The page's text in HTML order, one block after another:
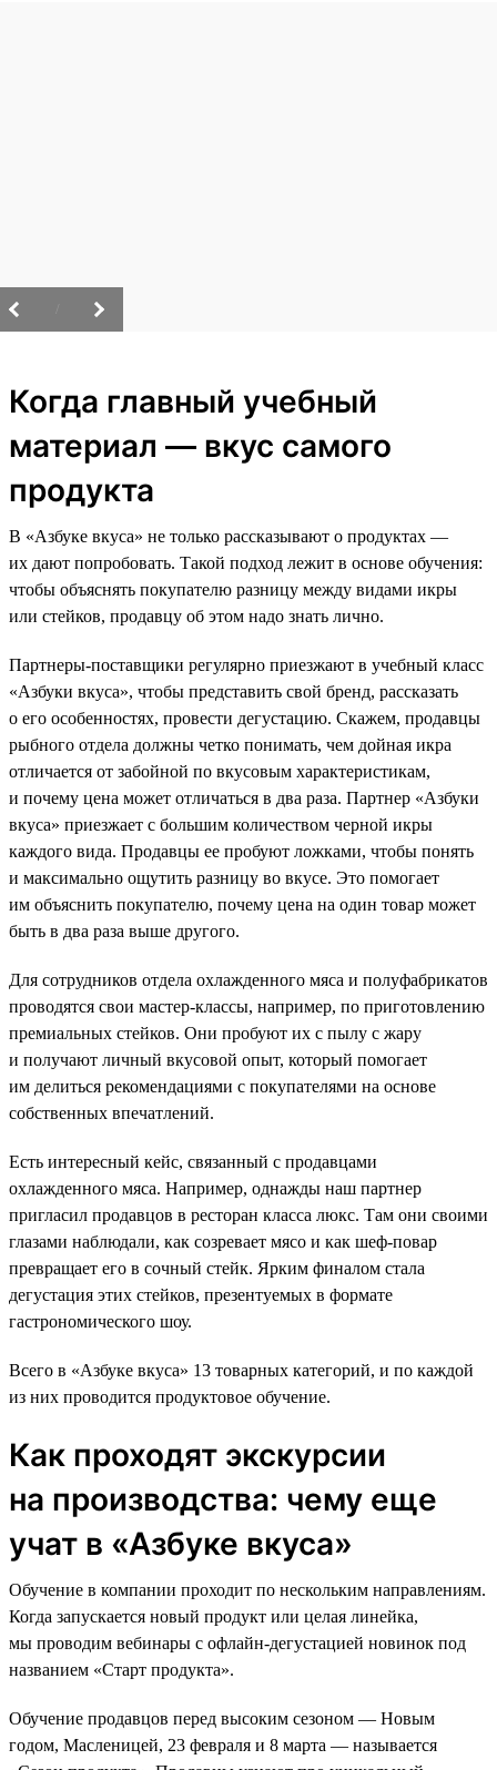
Когда главный учебный
материал — вкус самого
продукта
В «Азбуке вкуса» не только рассказывают о продуктах —
их дают попробовать. Такой подход лежит в основе обучения:
чтобы объяснять покупателю разницу между видами икры
или стейков, продавцу об этом надо знать лично.
Партнеры-поставщики регулярно приезжают в учебный класс
«Азбуки вкуса», чтобы представить свой бренд, рассказать
о его особенностях, провести дегустацию. Скажем, продавцы
рыбного отдела должны четко понимать, чем дойная икра
отличается от забойной по вкусовым характеристикам,
и почему цена может отличаться в два раза. Партнер «Азбуки
вкуса» приезжает с большим количеством черной икры
каждого вида. Продавцы ее пробуют ложками, чтобы понять
и максимально ощутить разницу во вкусе. Это помогает
им объяснить покупателю, почему цена на один товар может
быть в два раза выше другого.
Для сотрудников отдела охлажденного мяса и полуфабрикатов
проводятся свои мастер-классы, например, по приготовлению
премиальных стейков. Они пробуют их с пылу с жару
и получают личный вкусовой опыт, который помогает
им делиться рекомендациями с покупателями на основе
собственных впечатлений.
Есть интересный кейс, связанный с продавцами
охлажденного мяса. Например, однажды наш партнер
пригласил продавцов в ресторан класса люкс. Там они своими
глазами наблюдали, как созревает мясо и как шеф-повар
превращает его в сочный стейк. Ярким финалом стала
дегустация этих стейков, презентуемых в формате
гастрономического шоу.
Всего в «Азбуке вкуса» 13 товарных категорий, и по каждой
из них проводится продуктовое обучение.
Как проходят экскурсии
на производства: чему еще
учат в «Азбуке вкуса»
Обучение в компании проходит по нескольким направлениям.
Когда запускается новый продукт или целая линейка,
мы проводим вебинары с офлайн-дегустацией новинок под
названием «Старт продукта».
Обучение продавцов перед высоким сезоном — Новым
годом, Масленицей, 23 февраля и 8 марта — называется